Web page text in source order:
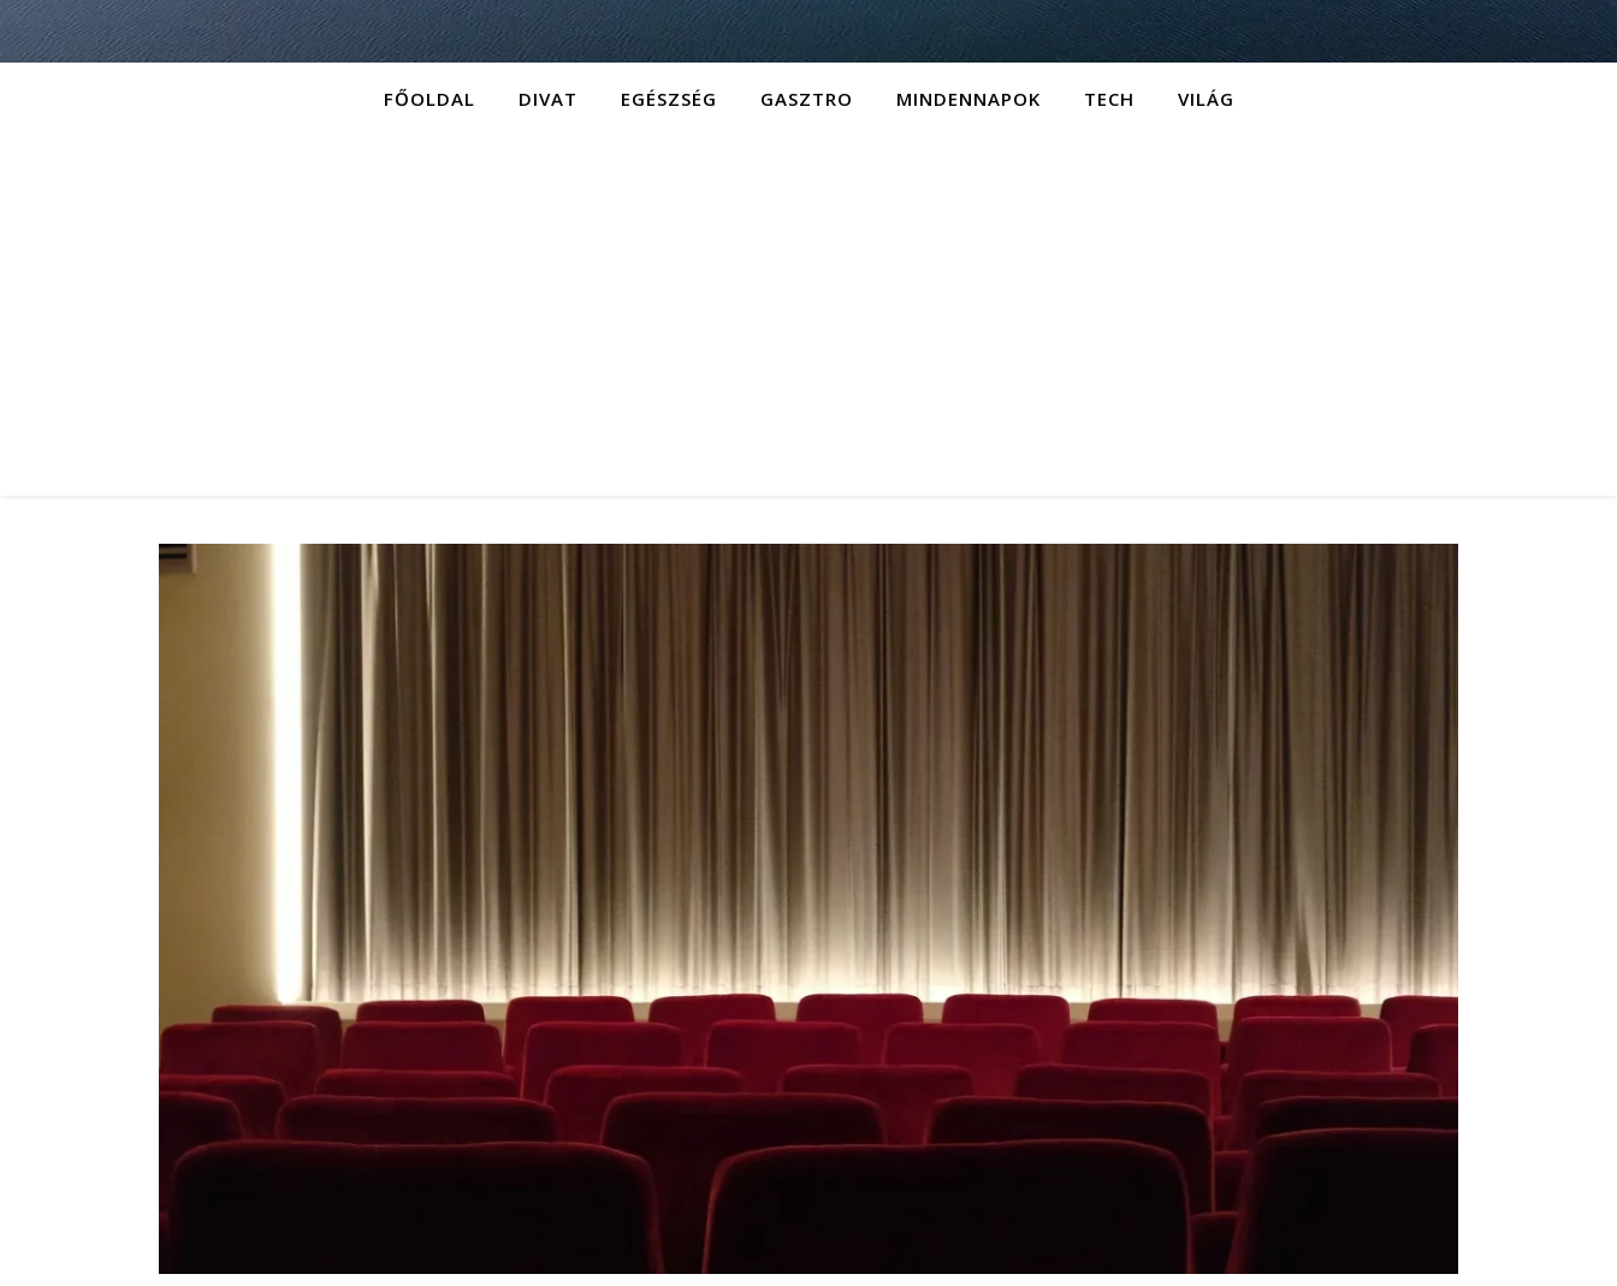
FŐOLDAL DIVAT EGÉSZSÉG GASZTRO MINDENNAPOK TECH VILÁG